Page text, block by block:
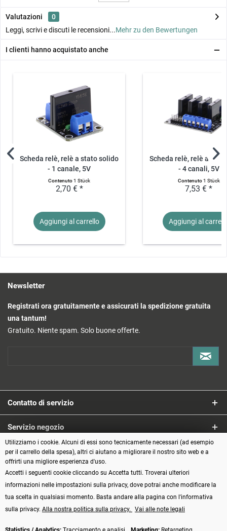
Valutazioni
0
Leggi, scrivi e discuti le recensioni...Mehr zu den Bewertungen
I clienti hanno acquistato anche
Scheda relè, relè a stato solido
- 1 canale, 5V
Contenuto1 Stück
2,70 € *
Aggiungi al carrello
Scheda relè, relè a
- 4 canali, 5V
Contenuto1 Stück
7,53 € *
Aggiungi al
Newsletter
Registrati ora gratuitamente e assicurati la spedizione gratuita
una tantum!
Gratuito. Niente spam. Solo buone offerte.
Contatto di servizio
Servizio negozio
Informazioni
Metodi di pagamento
Utilizziamo i cookie. Alcuni di essi sono tecnicamente necessari (ad esempio
per il carrello della spesa), altri ci aiutano a migliorare il nostro sito web e a
offrirti una migliore esperienza d'uso.
Accetti i seguenti cookie cliccando su Accetta tutti. Troverai ulteriori
informazioni nelle impostazioni sulla privacy, dove potrai anche modificare la
tua scelta in qualsiasi momento. Basta andare alla pagina con l'informativa
sulla privacy. Alla nostra politica sulla privacy. Vai alle note legali